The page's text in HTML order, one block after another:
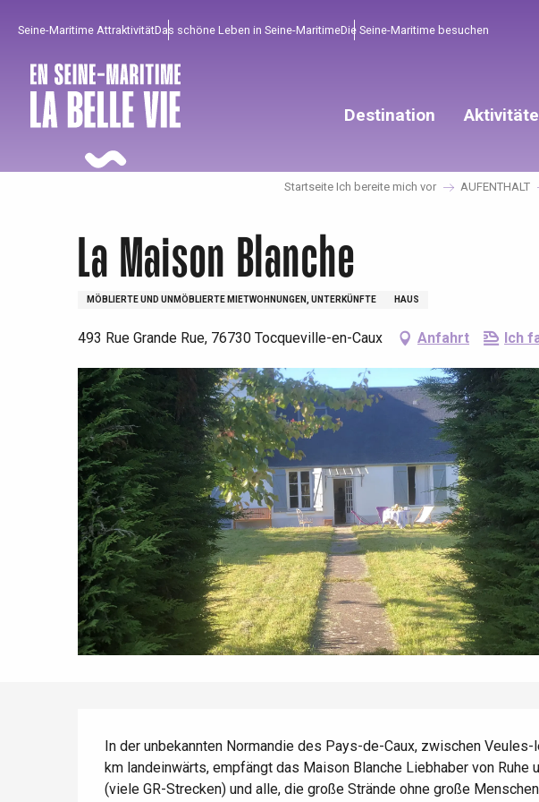
principal
Seine-Maritime AttraktivitätDas schöne Leben in Seine-MaritimeDie Seine-Maritime besuchen
Destination
Die gesamte Agenda
Frühling
Wenn es regnet
Mit den Kindern
Unter Freunden
Trendige Orte
Bester Brunch
Restaurants mit
Aussicht
Aufenthalte am Meer
Aufenthalte mit dem
Zug
Fahrradaufenthalte
Startseite Ich bereite mich vor AUFENTHALT
La Maison Blanche
MÖBLIERTE UND UNMÖBLIERTE MIETWOHNUNGEN, UNTERKÜNFTE HAUS
493 Rue Grande Rue, 76730 Tocqueville-en-Caux Anfahrt Ich
In der unbekannten Normandie des Pays-de-Caux, zwischen
km landeinwärts, empfängt das Maison Blanche Liebhaber von Ruhe
(viele GR-Strecken) und alle, die große Strände ohne große